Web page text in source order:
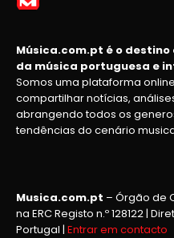
Música.com.pt é o
da música portuguesa e
Somos uma plataforma
compartilhar notícias,
abrangendo todos os
tendências do cenário
Musica.com.pt – Órgão de
na ERC Registo n.º 128122 |
Portugal | Entrar em contacto